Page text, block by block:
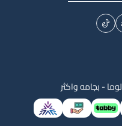
لوما - بجامه واكثر